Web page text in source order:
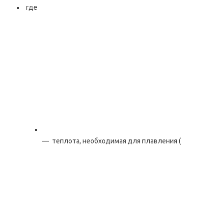
где
— теплота, необходимая для плавления (